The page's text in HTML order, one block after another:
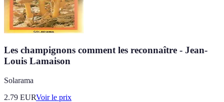
Les champignons comment les reconnaître - Jean-
Louis Lamaison
Solarama
2.79 EURVoir le prix